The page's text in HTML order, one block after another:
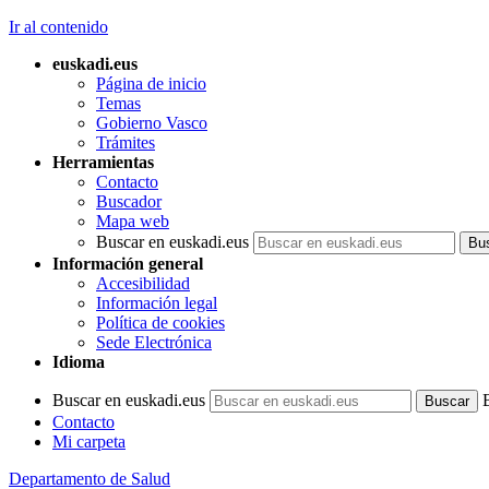
Ir al contenido
euskadi.eus
Página de inicio
Temas
Gobierno Vasco
Trámites
Herramientas
Contacto
Buscador
Mapa web
Buscar en euskadi.eus
Información general
Accesibilidad
Información legal
Política de cookies
Sede Electrónica
Idioma
Buscar en euskadi.eus
Contacto
Mi carpeta
Departamento de Salud